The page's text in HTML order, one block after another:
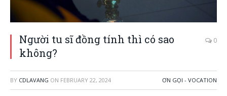
Người tu sĩ đồng tính thì có sao
không?
0
BY CDLAVANG ON FEBRUARY 22, 2024 ƠN GỌI - VOCATION